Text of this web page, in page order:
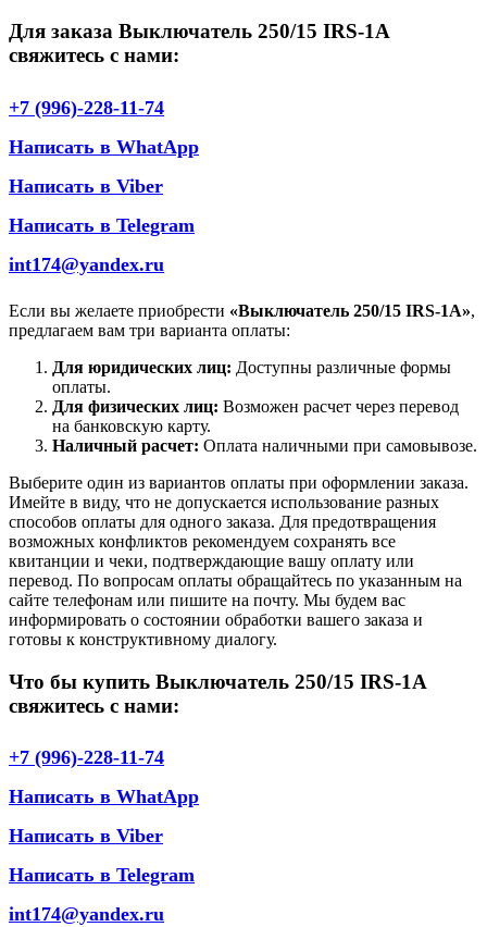
Для заказа Выключатель 250/15 IRS-1A
свяжитесь с нами:
+7 (996)-228-11-74
Написать в WhatApp
Написать в Viber
Написать в Telegram
int174@yandex.ru
Если вы желаете приобрести «Выключатель 250/15 IRS-1A»,
предлагаем вам три варианта оплаты:
Для юридических лиц: Доступны различные формы
оплаты.
Для физических лиц: Возможен расчет через перевод
на банковскую карту.
Наличный расчет: Оплата наличными при самовывозе.
Выберите один из вариантов оплаты при оформлении заказа.
Имейте в виду, что не допускается использование разных
способов оплаты для одного заказа. Для предотвращения
возможных конфликтов рекомендуем сохранять все
квитанции и чеки, подтверждающие вашу оплату или
перевод. По вопросам оплаты обращайтесь по указанным на
сайте телефонам или пишите на почту. Мы будем вас
информировать о состоянии обработки вашего заказа и
готовы к конструктивному диалогу.
Что бы купить Выключатель 250/15 IRS-1A
свяжитесь с нами:
+7 (996)-228-11-74
Написать в WhatApp
Написать в Viber
Написать в Telegram
int174@yandex.ru